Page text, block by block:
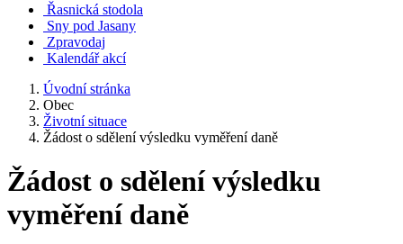
Řasnická stodola
Sny pod Jasany
Zpravodaj
Kalendář akcí
Úvodní stránka
Obec
Životní situace
Žádost o sdělení výsledku vyměření daně
Žádost o sdělení výsledku
vyměření daně